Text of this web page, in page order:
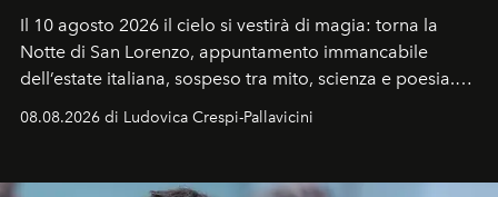
Il 10 agosto 2026 il cielo si vestirà di magia: torna la
Notte di San Lorenzo, appuntamento immancabile
dell’estate italiana, sospeso tra mito, scienza e poesia.
celeste per seguire il passaggio delle
all’universo i desideri più segreti
08.08.2026 di Ludovica Crespi-Pallavicini